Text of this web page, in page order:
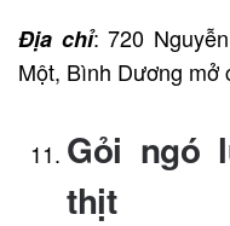
Địa chỉ: 720
Một, Bình Dương mở
Gỏi ngó
thịt